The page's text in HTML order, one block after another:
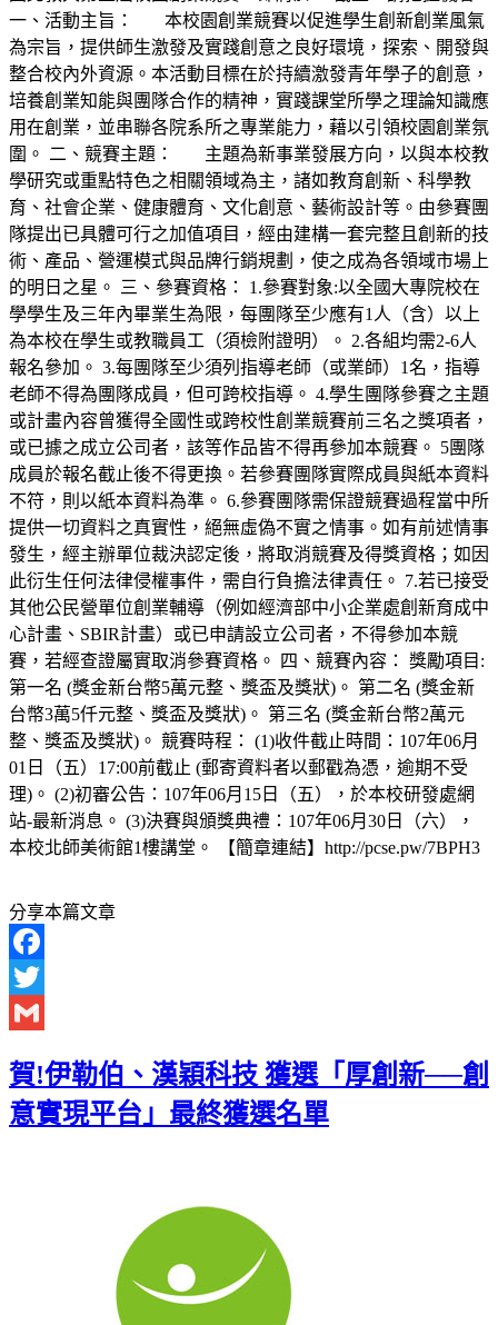
一、活動主旨： 本校園創業競賽以促進學生創新創業風氣
為宗旨，提供師生激發及實踐創意之良好環境，探索、開發與
整合校內外資源。本活動目標在於持續激發青年學子的創意，
培養創業知能與團隊合作的精神，實踐課堂所學之理論知識應
用在創業，並串聯各院系所之專業能力，藉以引領校園創業氛
圍。 二、競賽主題： 主題為新事業發展方向，以與本校教
學研究或重點特色之相關領域為主，諸如教育創新、科學教
育、社會企業、健康體育、文化創意、藝術設計等。由參賽團
隊提出已具體可行之加值項目，經由建構一套完整且創新的技
術、產品、營運模式與品牌行銷規劃，使之成為各領域市場上
的明日之星。 三、參賽資格： 1.參賽對象:以全國大專院校在
學學生及三年內畢業生為限，每團隊至少應有1人（含）以上
為本校在學生或教職員工（須檢附證明）。 2.各組均需2-6人
報名參加。 3.每團隊至少須列指導老師（或業師）1名，指導
老師不得為團隊成員，但可跨校指導。 4.學生團隊參賽之主題
或計畫內容曾獲得全國性或跨校性創業競賽前三名之獎項者，
或已據之成立公司者，該等作品皆不得再參加本競賽。 5團隊
成員於報名截止後不得更換。若參賽團隊實際成員與紙本資料
不符，則以紙本資料為準。 6.參賽團隊需保證競賽過程當中所
提供一切資料之真實性，絕無虛偽不實之情事。如有前述情事
發生，經主辦單位裁決認定後，將取消競賽及得獎資格；如因
此衍生任何法律侵權事件，需自行負擔法律責任。 7.若已接受
其他公民營單位創業輔導（例如經濟部中小企業處創新育成中
心計畫、SBIR計畫）或已申請設立公司者，不得參加本競
賽，若經查證屬實取消參賽資格。 四、競賽內容： 獎勵項目:
第一名 (獎金新台幣5萬元整、獎盃及獎狀)。 第二名 (獎金新
台幣3萬5仟元整、獎盃及獎狀)。 第三名 (獎金新台幣2萬元
整、獎盃及獎狀)。 競賽時程： (1)收件截止時間：107年06月
01日（五）17:00前截止 (郵寄資料者以郵戳為憑，逾期不受
理)。 (2)初審公告：107年06月15日（五），於本校研發處網
站-最新消息。 (3)決賽與頒獎典禮：107年06月30日（六），
本校北師美術館1樓講堂。 【簡章連結】http://pcse.pw/7BPH3
分享本篇文章
Facebook
Twitter
賀!伊勒伯、漢穎科技 獲選「厚創新──創
意實現平台」最終獲選名單